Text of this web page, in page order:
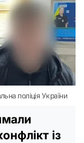
поліція України
із